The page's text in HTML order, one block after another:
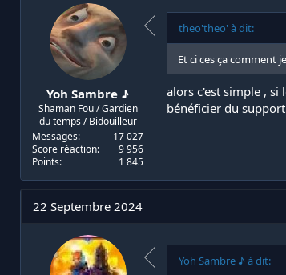
Yoh Sambre ♪
Shaman Fou / Gardien
du temps / Bidouilleur
Messages
17 027
Score réaction
9 956
Points
1 845
theo'theo' à dit:
Et ci ces ça comment
alors c'est simple ,
bénéficier du support
22 Septembre 2024
Yoh Sambre ♪ à dit: